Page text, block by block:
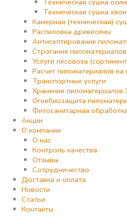
Техническая сушка хвои
Камерная (техническая)
Распиловка древесины
Антисептирование
Строгание пиломатериалов
Услуги лесовоза
Расчет пиломатериалов на
Транспортные услуги
Хранение пиломатериалов
Огнебиозащита
Фитосанитарная
Акции
О компании
О нас
Контроль качества
Отзывы
Сотрудничество
Доставка и оплата
Новости
Статьи
Контакты